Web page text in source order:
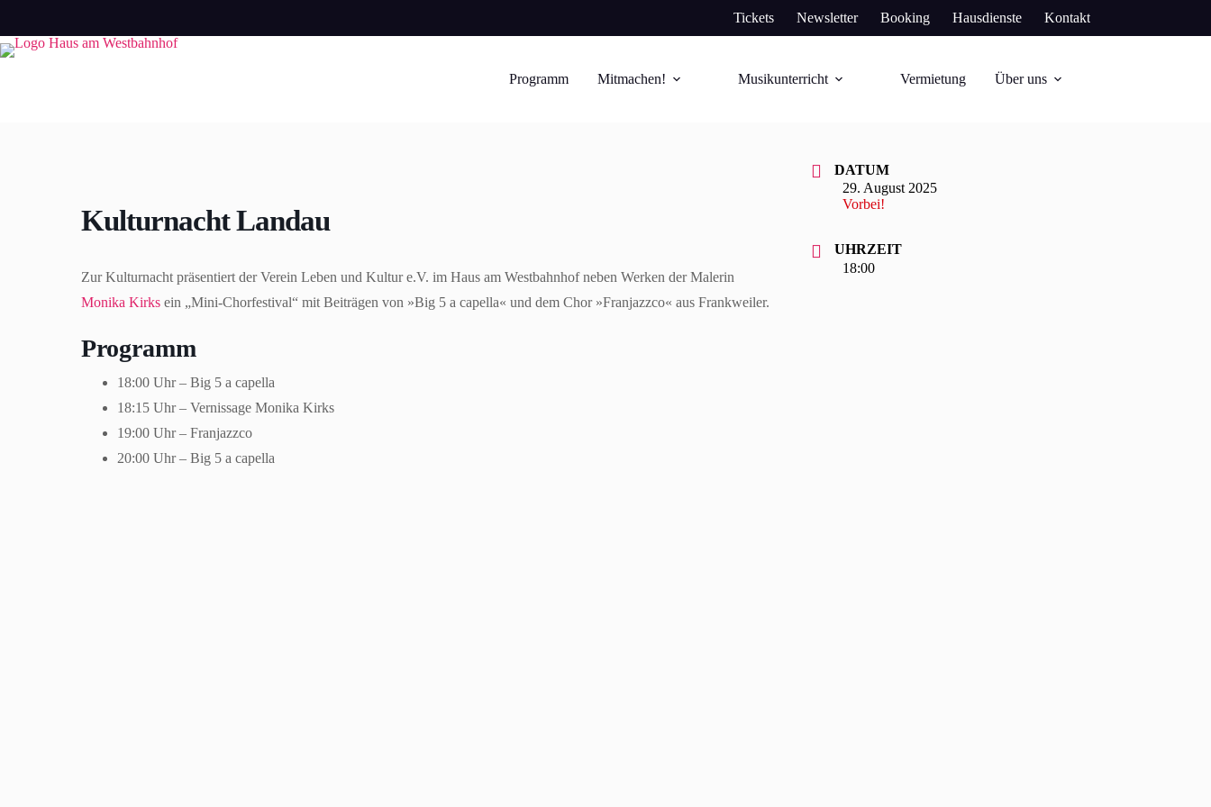
springen
Tickets Newsletter Booking Hausdienste Kontakt
Programm Mitmachen! Musikunterricht Vermietung Über uns
Kulturnacht Landau
Zur Kulturnacht präsentiert der Verein Leben und Kultur e.V. im Haus am Westbahnhof neben Werken der Malerin
Monika Kirks ein „Mini-Chorfestival“ mit Beiträgen von »Big 5 a capella« und dem Chor »Franjazzco« aus Frankweiler.
Programm
18:00 Uhr – Big 5 a capella
18:15 Uhr – Vernissage Monika Kirks
19:00 Uhr – Franjazzco
20:00 Uhr – Big 5 a capella
DATUM
29. August 2025
Vorbei!
UHRZEIT
18:00